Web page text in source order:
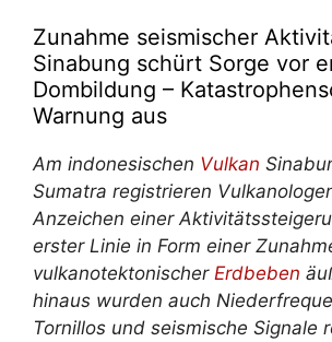
Zunahme seismischer
Sinabung schürt Sorge vor
Dombildung –
Warnung aus
Am indonesischen Vulkan
Sumatra registrieren
Anzeichen einer
erster Linie in Form einer
vulkanotektonischer Erdbeben
hinaus wurden auch
Tornillos und seismische Signale